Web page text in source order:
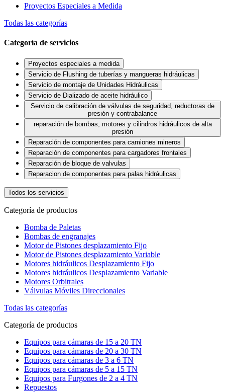
Proyectos Especiales a Medida
Todas las categorías
Categoría de servicios
Proyectos especiales a medida
Servicio de Flushing de tuberías y mangueras hidráulicas
Servicio de montaje de Unidades Hidráulicas
Servicio de Dializado de aceite hidráulico
Servicio de calibración de válvulas de seguridad, reductoras de
presión y contrabalance
reparación de bombas, motores y cilindros hidráulicos de alta
presión
Reparación de componentes para camiones mineros
Reparación de componentes para cargadores frontales
Reparación de bloque de valvulas
Reparacion de componentes para palas hidráulicas
Todos los servicios
Categoría de productos
Bomba de Paletas
Bombas de engranajes
Motor de Pistones desplazamiento Fijo
Motor de Pistones desplazamiento Variable
Motores hidráulicos Desplazamiento Fijo
Motores hidráulicos Desplazamiento Variable
Motores Orbitrales
Válvulas Móviles Direccionales
Todas las categorías
Categoría de productos
Equipos para cámaras de 15 a 20 TN
Equipos para cámaras de 20 a 30 TN
Equipos para cámaras de 3 a 6 TN
Equipos para cámaras de 5 a 15 TN
Equipos para Furgones de 2 a 4 TN
Repuestos